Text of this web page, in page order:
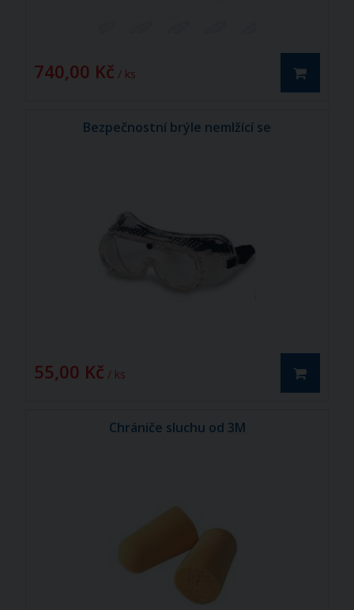
740,00 Kč / ks
Bezpečnostní brýle nemlžící se
55,00 Kč / ks
Chrániče sluchu od 3M